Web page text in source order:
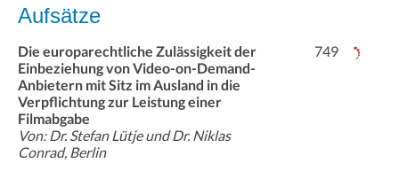
Aufsätze
Die europarechtliche Zulässigkeit der
Einbeziehung von Video-on-Demand-
Anbietern mit Sitz im Ausland in die
Verpflichtung zur Leistung einer
Filmabgabe
Von: Dr. Stefan Lütje und Dr. Niklas
Conrad, Berlin
749